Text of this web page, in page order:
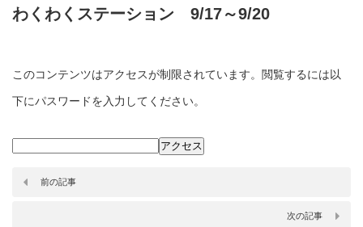
わくわくステーション 9/17～9/20
このコンテンツはアクセスが制限されています。閲覧するには以
下にパスワードを入力してください。
前の記事
次の記事